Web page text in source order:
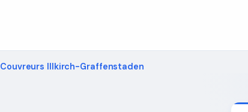
Couvreurs Illkirch-Graffenstaden